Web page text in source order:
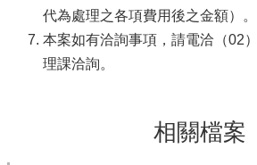
代為處理之各項費用後之金額）。
本案如有洽詢事項，請電洽（02
理課洽詢。
相關檔案